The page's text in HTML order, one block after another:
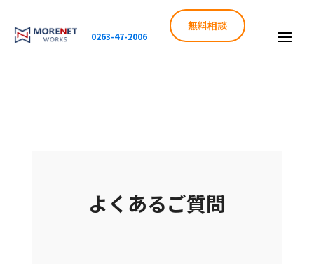
0263-47-2006
無料相談
よくあるご質問